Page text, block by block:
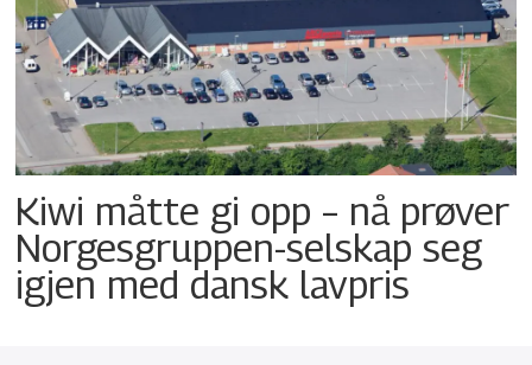
Kiwi måtte gi opp – nå prøver
Norgesgruppen-selskap seg
igjen med dansk lavpris